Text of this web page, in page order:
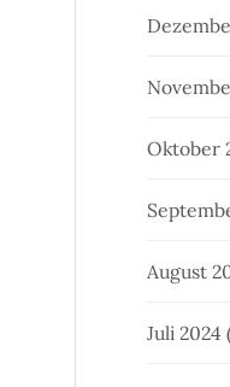
Oktober
August
Juli 2024